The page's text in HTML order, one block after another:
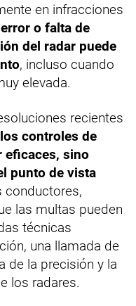
en infracciones
o falta de
del radar puede
, incluso cuando
elevada.
recientes
los controles de
eficaces, sino
punto de vista
conductores,
las multas pueden
técnicas
una llamada de
de la precisión y la
los radares.